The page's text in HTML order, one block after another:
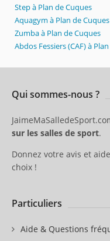
Step à Plan de Cuques
Aquagym à Plan de Cuques
Zumba à Plan de Cuques
Abdos Fessiers (CAF) à
Qui sommes-nous ?
sur les salles de sport.
Donnez votre avis et
choix !
Particuliers
Aide & Questions